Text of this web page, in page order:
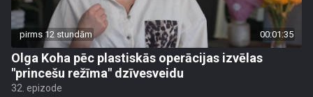
pirms 12 stundām 00:01:35
Olga Koha pēc plastiskās operācijas izvēlas
"princešu režīma" dzīvesveidu
32. epizode